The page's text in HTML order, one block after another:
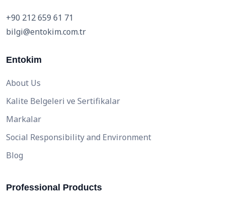
+90 212 659 61 71
bilgi@entokim.com.tr
Entokim
About Us
Kalite Belgeleri ve Sertifikalar
Markalar
Social Responsibility and Environment
Blog
Professional Products